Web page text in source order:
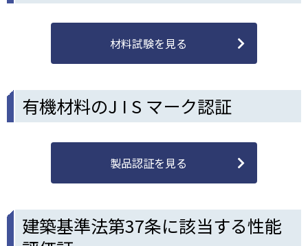
材料試験を見る
有機材料のJ I S マーク認証
製品認証を見る
建築基準法第37条に該当する性能